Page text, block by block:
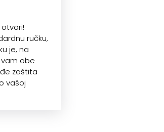
ručku,
je, na
vam obe
zaštita
vašoj